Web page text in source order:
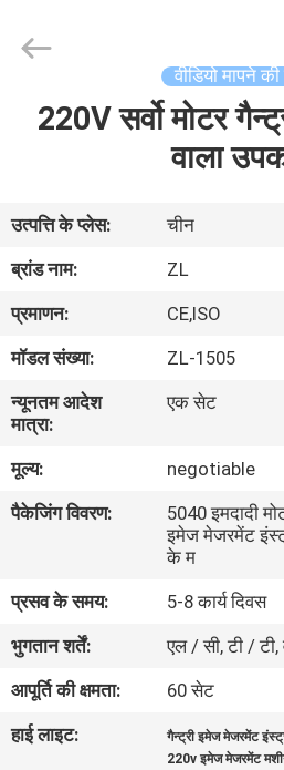
वीडियो
हमारे
बारे
में
कारखाना
भ्रमण
गुणवत्ता
नियंत्रण
संपर्क
करें
Technology
Reserved.
वीडियो मापने
220V सर्वो मोटर
वाला
उत्पत्ति के प्लेस:
चीन
ब्रांड नाम:
ZL
प्रमाणन:
CE,ISO
मॉडल संख्या:
ZL-1505
न्यूनतम आदेश
मात्रा:
एक सेट
मूल्य:
negotiable
पैकेजिंग विवरण:
5040 इमदादी
इमेज मेजरमेंट
के म
प्रसव के समय:
5-8 कार्य दिवस
भुगतान शर्तें:
एल / सी, टी / टी,
आपूर्ति की क्षमता:
60 सेट
हाई लाइट:
गैन्ट्री इमेज मेजरमेंट
220v इमेज मेजरमेंट